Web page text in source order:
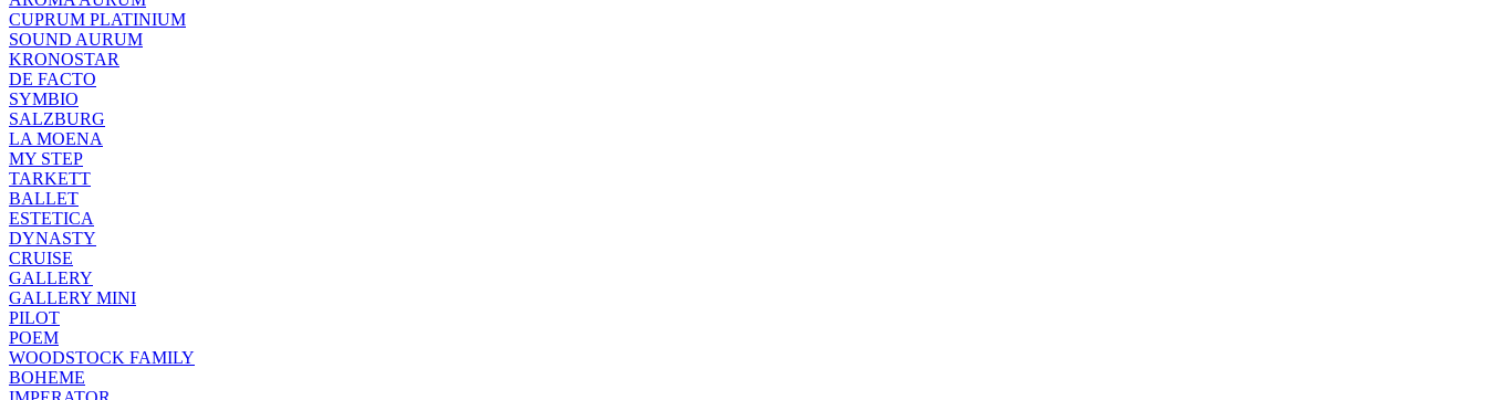
CUPRUM PLATINIUM
SOUND AURUM
KRONOSTAR
DE FACTO
SYMBIO
SALZBURG
LA MOENA
MY STEP
TARKETT
BALLET
ESTETICA
DYNASTY
CRUISE
GALLERY
GALLERY MINI
PILOT
POEM
WOODSTOCK FAMILY
BOHEME